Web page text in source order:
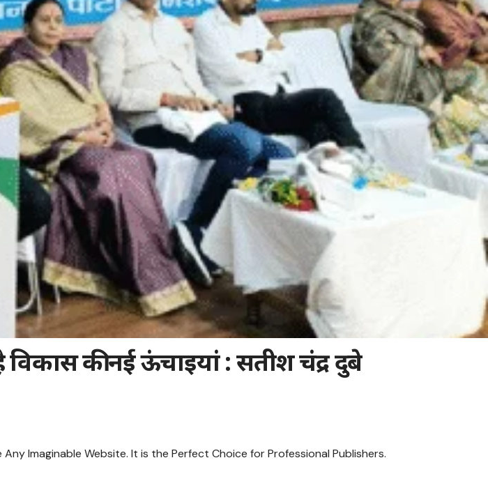
की नई ऊंचाइयां : सतीश चंद्र दुबे
Imaginable Website. It is the Perfect Choice for Professional Publishers.